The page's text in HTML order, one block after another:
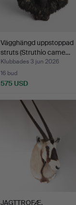
Vägghängd uppstoppad
struts (Struthio came…
Klubbades 3 jun 2026
16 bud
575 USD
JAGTTROFÆ.